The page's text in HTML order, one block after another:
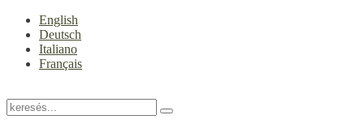
English
Deutsch
Italiano
Français